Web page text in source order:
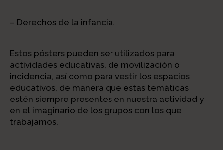
– Derechos de la infancia.
Estos pósters pueden ser utilizados para
actividades educativas, de movilización o
incidencia, así como para vestir los espacios
educativos, de manera que estas temáticas
estén siempre presentes en nuestra actividad y
en el imaginario de los grupos con los que
trabajamos.